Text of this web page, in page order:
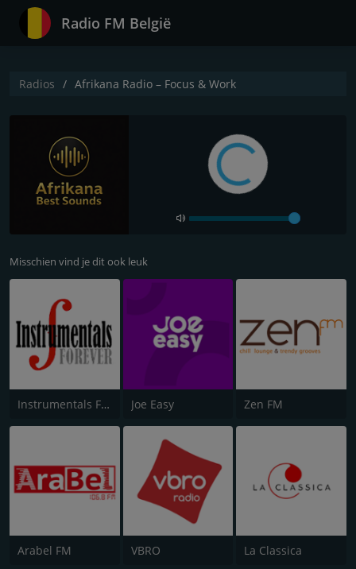
Radio FM België
Radios Afrikana Radio – Focus & Work
Misschien vind je dit ook leuk
Instrumentals Forever Joe Easy Zen FM
Arabel FM VBRO La Classica